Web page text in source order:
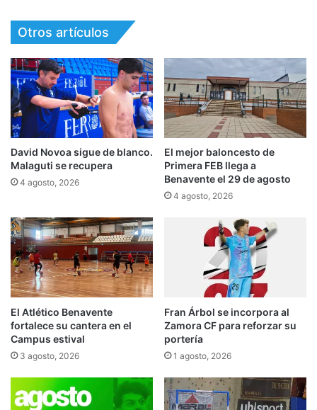
Otros artículos
David Novoa sigue de blanco.
Malaguti se recupera
4 agosto, 2026
El mejor baloncesto de
Primera FEB llega a
Benavente el 29 de agosto
4 agosto, 2026
El Atlético Benavente
fortalece su cantera en el
Campus estival
3 agosto, 2026
Fran Árbol se incorpora al
Zamora CF para reforzar su
portería
1 agosto, 2026